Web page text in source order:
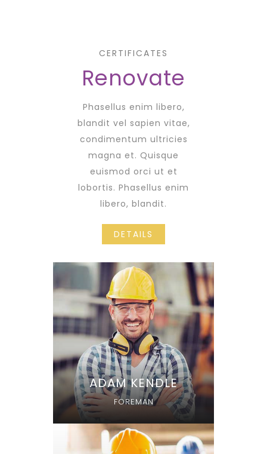
CERTIFICATES
Renovate
Phasellus enim libero,
blandit vel sapien vitae,
condimentum ultricies
magna et. Quisque
euismod orci ut et
lobortis. Phasellus enim
libero, blandit.
DETAILS
ADAM KENDLE
FOREMAN